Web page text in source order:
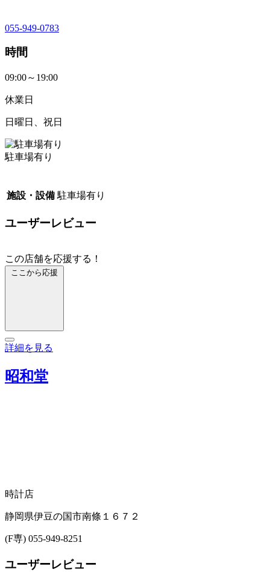
055-949-0783
時間
09:00～19:00
休業日
日曜日、祝日
駐車場有り
施設・設備 駐車場有り
ユーザーレビュー
この店舗を応援する！
ここから応援
詳細を見る
昭和堂
時計店
静岡県伊豆の国市南條１６７２
(F専) 055-949-8251
ユーザーレビュー